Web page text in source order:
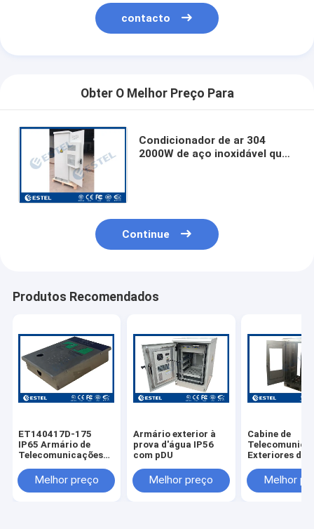
contacto
Obter O Melhor Preço Para
Condicionador de ar 304
2000W de aço inoxidável que
Continue
Produtos Recomendados
ET140417D-175
IP65 Armário de
Telecomunicações
Inoxidável Montado
na Parede
Melhor preço
Armário exterior à
prova d'água IP56
com pDU
Melhor preço
Cabine de
Exteriores de
ET7585180A-
Com Duas
Melhor